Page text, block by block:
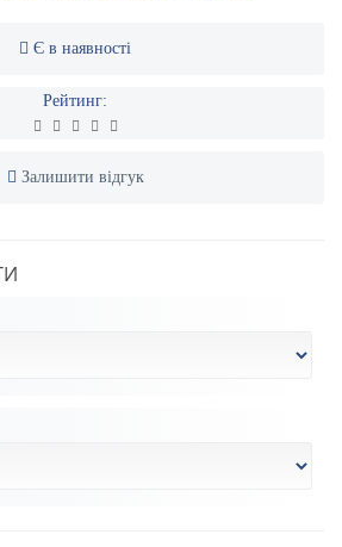
Є в наявності
Рейтинг:
Залишити відгук